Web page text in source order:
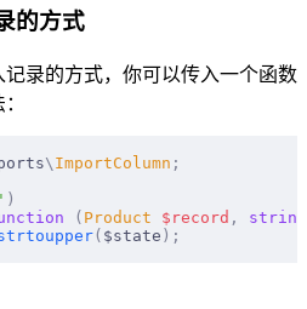
的方式
录的方式，你可以传入一个函数
\ ImportColumn ;
)
( Product $ record ,
string
( $state );